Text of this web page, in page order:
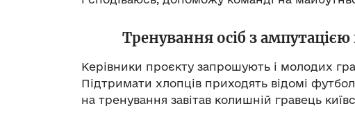
Тренування осіб з
Керівники проєкту запрошують і молодих
Підтримати хлопців приходять відомі
на тренування завітав колишній гравець